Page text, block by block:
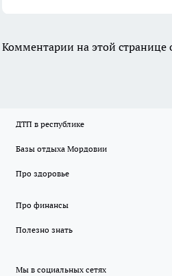
Комментарии на этой
ДТП в республике
Базы отдыха Мордовии
Про здоровье
Про финансы
Полезно знать
Мы в социальных сетях